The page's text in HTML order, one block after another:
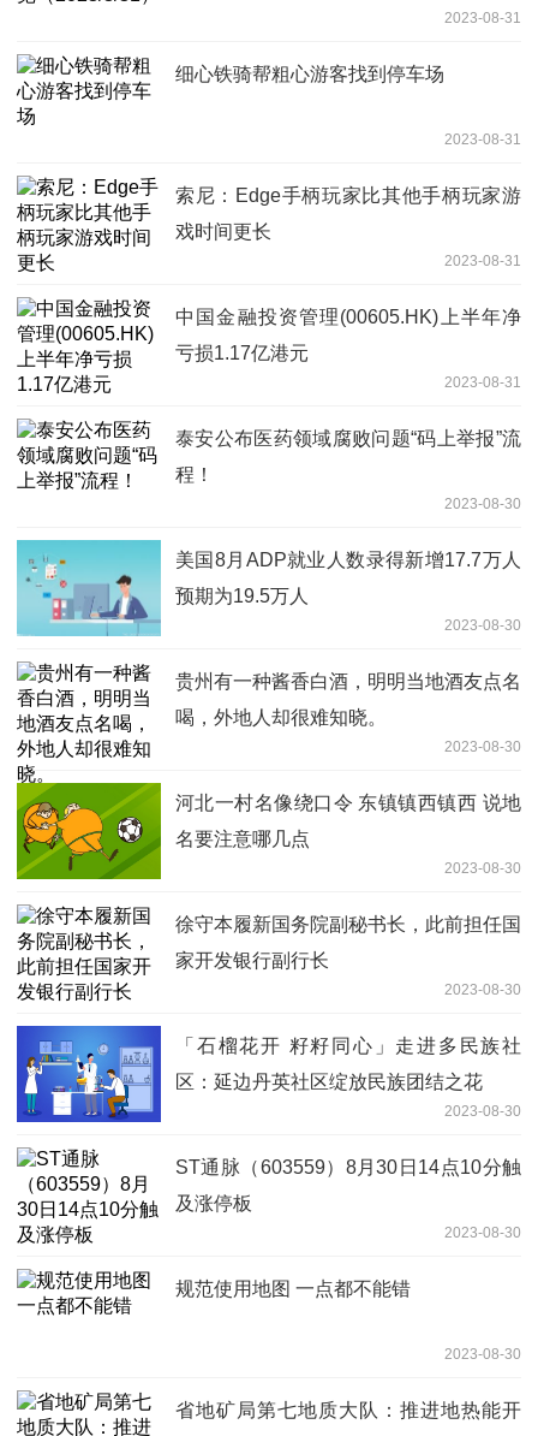
2023-08-31
细心铁骑帮粗心游客找到停车场
2023-08-31
索尼：Edge手柄玩家比其他手柄玩家游
戏时间更长
2023-08-31
中国金融投资管理(00605.HK)上半年净
亏损1.17亿港元
2023-08-31
泰安公布医药领域腐败问题“码上举报”流
程！
2023-08-30
美国8月ADP就业人数录得新增17.7万人
预期为19.5万人
2023-08-30
贵州有一种酱香白酒，明明当地酒友点名
喝，外地人却很难知晓。
2023-08-30
河北一村名像绕口令 东镇镇西镇西 说地
名要注意哪几点
2023-08-30
徐守本履新国务院副秘书长，此前担任国
家开发银行副行长
2023-08-30
「石榴花开 籽籽同心」走进多民族社
区：延边丹英社区绽放民族团结之花
2023-08-30
ST通脉（603559）8月30日14点10分触
及涨停板
2023-08-30
规范使用地图 一点都不能错
2023-08-30
省地矿局第七地质大队：推进地热能开